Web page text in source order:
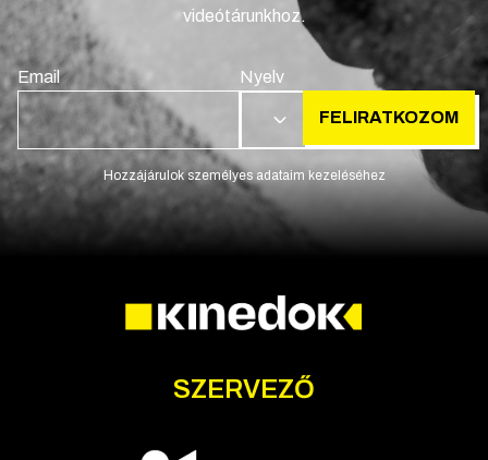
videótárunkhoz.
Email Nyelv
HU FELIRATKOZOM
Hozzájárulok személyes adataim kezeléséhez
SZERVEZŐ